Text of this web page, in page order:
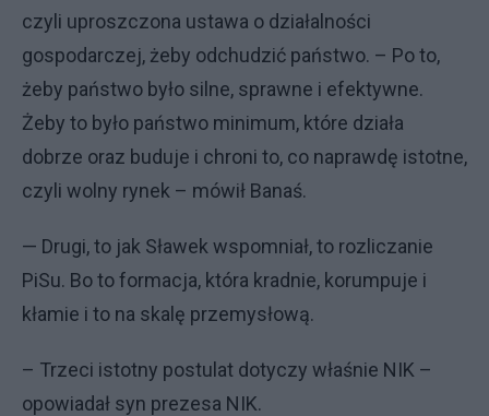
czyli uproszczona ustawa o działalności
gospodarczej, żeby odchudzić państwo. – Po to,
żeby państwo było silne, sprawne i efektywne.
Żeby to było państwo minimum, które działa
dobrze oraz buduje i chroni to, co naprawdę istotne,
czyli wolny rynek – mówił Banaś.
— Drugi, to jak Sławek wspomniał, to rozliczanie
PiSu. Bo to formacja, która kradnie, korumpuje i
kłamie i to na skalę przemysłową.
– Trzeci istotny postulat dotyczy właśnie NIK –
opowiadał syn prezesa NIK.